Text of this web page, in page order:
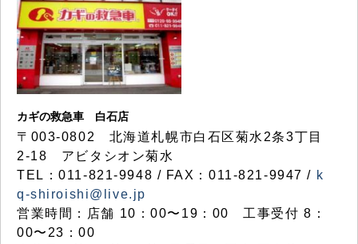
カギの救急車 白石店
〒003-0802 北海道札幌市白石区菊水2条3丁目
2-18 アビタシオン菊水
TEL：011-821-9948 / FAX：011-821-9947 / k
q-shiroishi@live.jp
営業時間：店舗 10：00〜19：00 工事受付 8：
00〜23：00